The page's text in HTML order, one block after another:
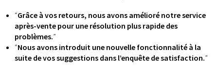
“Grâce à vos retours, nous avons amélioré notre service
après-vente pour une résolution plus rapide des
problèmes.”
“Nous avons introduit une nouvelle fonctionnalité à la
suite de vos suggestions dans l’enquête de satisfaction.”